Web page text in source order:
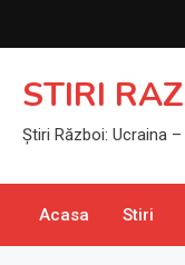
to
STIRI
Știri Război: Ucraina
Acasa Stiri